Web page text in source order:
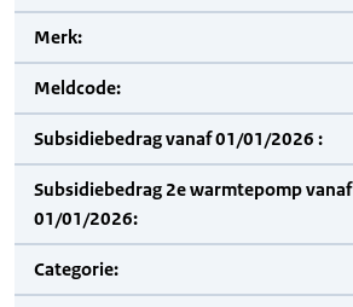
Merk:
Meldcode:
Subsidiebedrag vanaf 01/01/2026 :
Subsidiebedrag 2e warmtepomp vanaf
01/01/2026:
Categorie: